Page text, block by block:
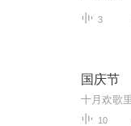
3
国庆节
10